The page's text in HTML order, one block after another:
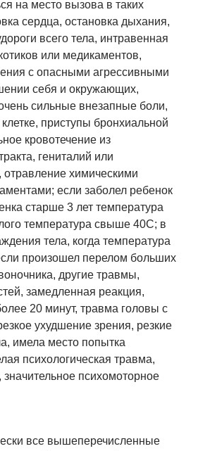
на место вызова в таких
сердца, остановка дыхания,
всего тела, интравенная
или медикаментов,
с опасными агрессивными
себя и окружающих,
сильные внезапные боли,
приступы бронхиальной
кровотечение из
гениталий или
отравление химическими
если заболел ребенок
старше 3 лет температура
температура свыше 40С; в
тела, когда температура
произошел перелом больших
другие травмы,
замедленная реакция,
20 минут, травма головы с
ухудшение зрения, резкие
имела место попытка
психологическая травма,
психомоторное
все вышеперечисленные